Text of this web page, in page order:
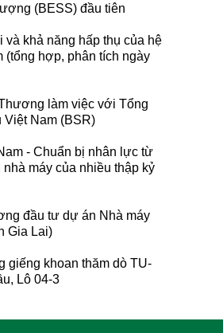
(BESS) đầu tiên
khả năng hấp thụ của hệ
(tổng hợp, phân tích ngày
làm việc với Tổng
Việt Nam (BSR)
- Chuẩn bị nhân lực từ
máy của nhiều thập kỷ
đầu tư dự án Nhà máy
Gia Lai)
giếng khoan thăm dò TU-
Lô 04-3